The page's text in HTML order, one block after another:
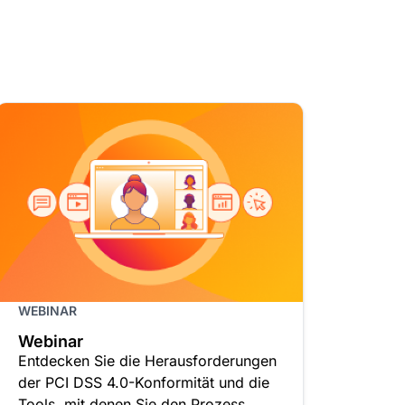
WEBINAR
Webinar
Entdecken Sie die Herausforderungen
der PCI DSS 4.0-Konformität und die